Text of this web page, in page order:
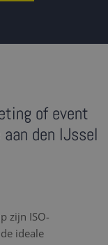
of event
den IJssel
zijn ISO-
ideale